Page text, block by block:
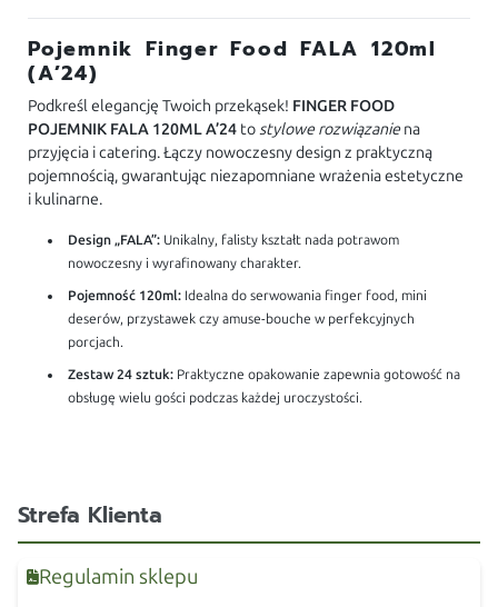
Pojemnik Finger Food FALA 120ml
(A’24)
Podkreśl elegancję Twoich przekąsek! FINGER FOOD
POJEMNIK FALA 120ML A’24 tostylowe rozwiązaniena
przyjęcia i catering. Łączy nowoczesny design z praktyczną
pojemnością, gwarantując niezapomniane wrażenia estetyczne
i kulinarne.
Design „FALA”: Unikalny, falisty kształt nada potrawom
nowoczesny i wyrafinowany charakter.
Pojemność 120ml: Idealna do serwowania finger food, mini
deserów, przystawek czy amuse-bouche w perfekcyjnych
porcjach.
Zestaw 24 sztuk: Praktyczne opakowanie zapewnia gotowość na
obsługę wielu gości podczas każdej uroczystości.
Strefa Klienta
Regulamin sklepu